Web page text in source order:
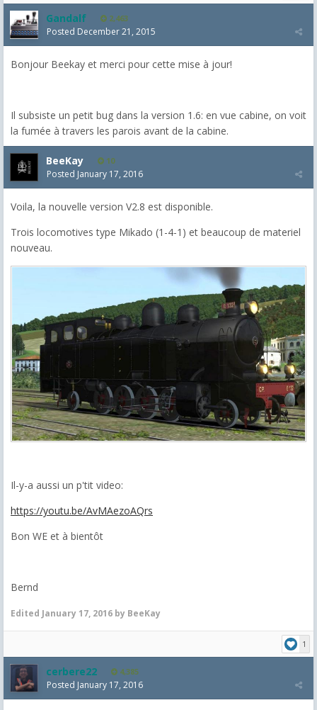
Gandalf 2,463
Posted December 21, 2015
Bonjour Beekay et merci pour cette mise à jour!
Il subsiste un petit bug dans la version 1.6: en vue cabine, on voit
la fumée à travers les parois avant de la cabine.
BeeKay 10
Posted January 17, 2016
Voila, la nouvelle version V2.8 est disponible.
Trois locomotives type Mikado (1-4-1) et beaucoup de materiel
nouveau.
Il-y-a aussi un p'tit video:
https://youtu.be/AvMAezoAQrs
Bon WE et à bientôt
Bernd
Edited January 17, 2016 by BeeKay
1
cerbere22 4,385
Posted January 17, 2016